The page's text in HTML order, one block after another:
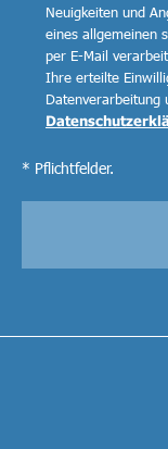
Neuigkeiten und
eines allgemeinen
per E-Mail
Ihre erteilte
Datenverarbeitung
* Pflichtfelder.